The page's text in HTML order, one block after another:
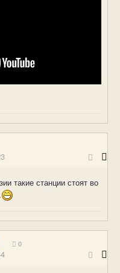
такие станции стоят во
0